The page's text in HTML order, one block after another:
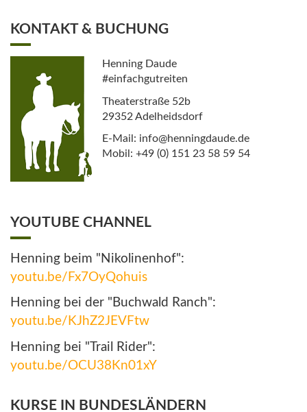
KONTAKT & BUCHUNG
Henning Daude
#einfachgutreiten
Theaterstraße 52b
29352 Adelheidsdorf
E-Mail: info@henningdaude.de
Mobil: +49 (0) 151 23 58 59 54
YOUTUBE CHANNEL
Henning beim "Nikolinenhof":
youtu.be/Fx7OyQohuis
Henning bei der "Buchwald Ranch":
youtu.be/KJhZ2JEVFtw
Henning bei "Trail Rider":
youtu.be/OCU38Kn01xY
KURSE IN BUNDESLÄNDERN